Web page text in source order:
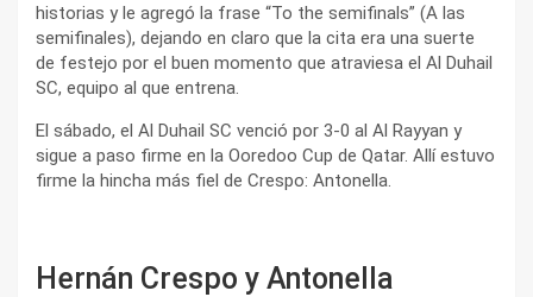
historias y le agregó la frase “To the semifinals” (A las
semifinales), dejando en claro que la cita era una suerte
de festejo por el buen momento que atraviesa el Al Duhail
SC, equipo al que entrena.
El sábado, el Al Duhail SC venció por 3-0 al Al Rayyan y
sigue a paso firme en la Ooredoo Cup de Qatar. Allí estuvo
firme la hincha más fiel de Crespo: Antonella.
Hernán Crespo y Antonella